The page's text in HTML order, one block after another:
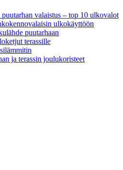
puutarhan valaistus – top 10 ulkovalot
ulkokäyttöön
puutarhaan
terassille
ja terassin joulukoristeet